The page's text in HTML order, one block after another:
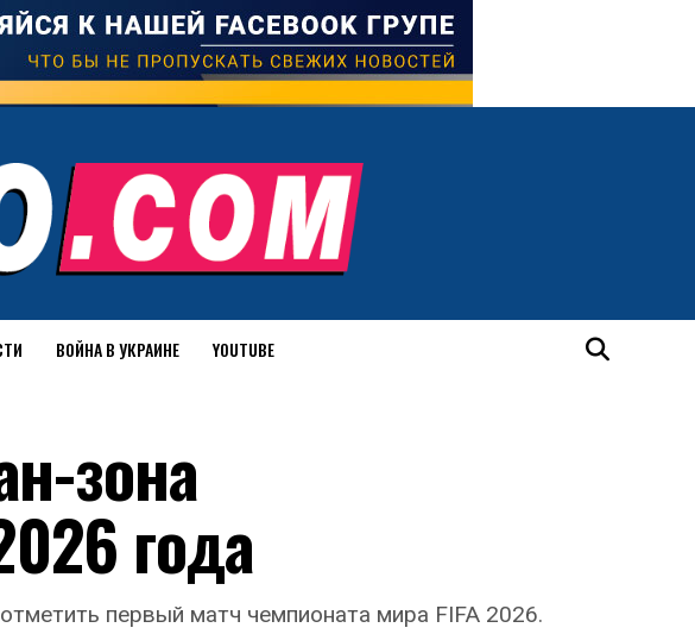
ВОЙНА В УКРАИНЕ YOUTUBE
зона
года
первый матч чемпионата мира FIFA 2026.